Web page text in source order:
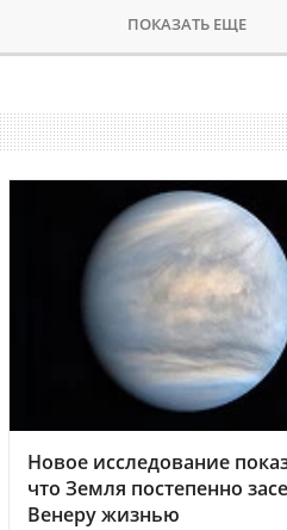
ПОКАЗАТЬ ЕЩЕ
Новое исследование
что Земля постепенно
Венеру жизнью